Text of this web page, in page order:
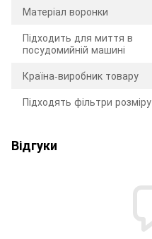
Матеріал воронки
Підходить для миття в
посудомийній машині
Країна-виробник товару
Підходять фільтри розміру
Відгуки